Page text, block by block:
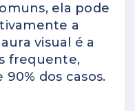
ela pode
a
visual é a
frequente,
dos casos.